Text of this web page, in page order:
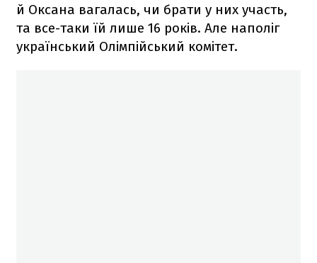
й Оксана вагалась, чи брати у них участь,
та все-таки їй лише 16 років. Але наполіг
український Олімпійський комітет.